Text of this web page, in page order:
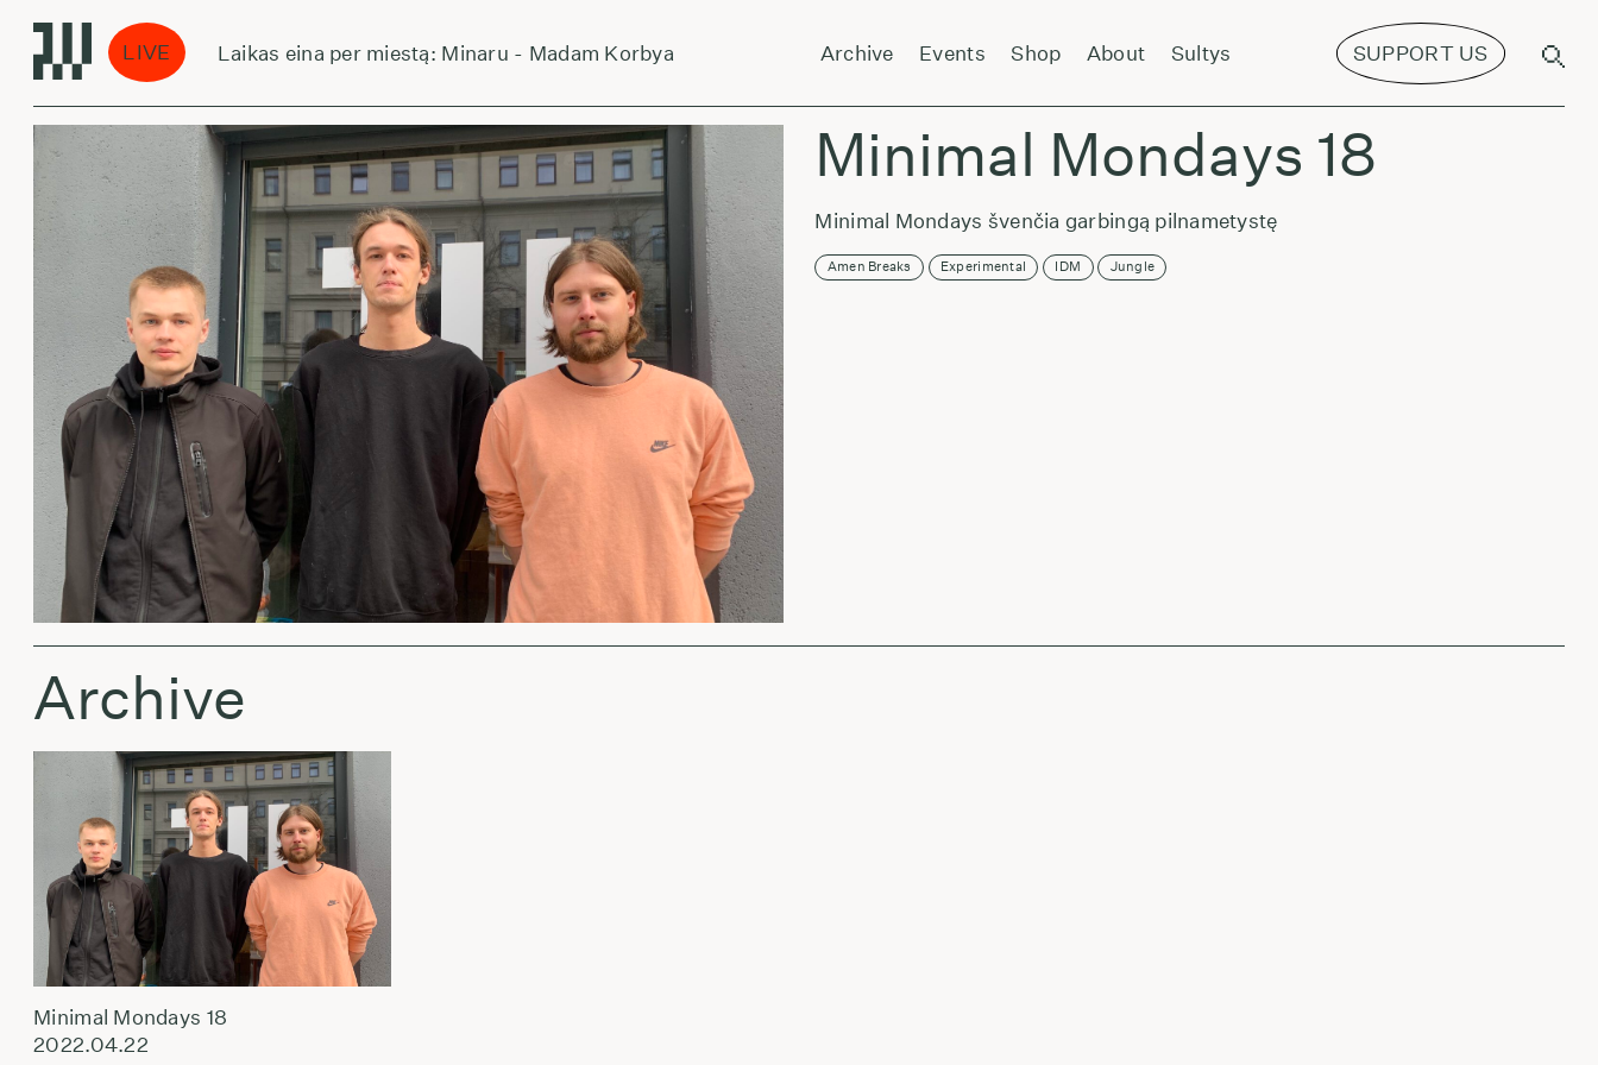
LIVE Laikas eina per miestą:Minaru - Madam Korbya Laikas eina per miestą:Minaru - Madam Korbya
Archive Events Shop About Sultys SUPPORT US
Minimal Mondays 18
Minimal Mondays švenčia garbingą pilnametystę
Amen Breaks Experimental IDM Jungle
Archive
Minimal Mondays 18
2022.04.22